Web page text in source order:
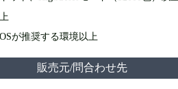
が推奨する環境以上
販売元/問合わせ先